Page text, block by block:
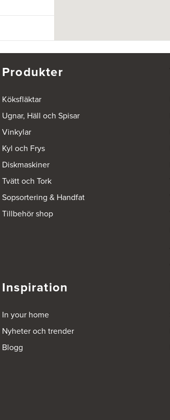
Produkter
Köksfläktar
Ugnar, Häll och Spisar
Vinkylar
Kyl och Frys
Diskmaskiner
Tvätt och Tork
Sopsortering & Handfat
Tillbehör shop
Inspiration
In your home
Nyheter och trender
Blogg